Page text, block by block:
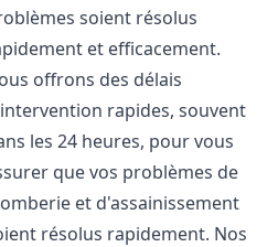
soient résolus
et efficacement.
offrons des délais
rapides, souvent
les 24 heures, pour vous
que vos problèmes de
et d'assainissement
résolus rapidement. Nos